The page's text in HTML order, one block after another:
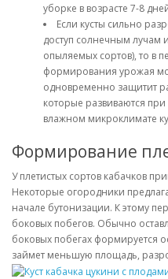
уборке в возрасте 7-8
Если кусты сильно
доступ солнечным лучам
опыляемых сортов), то в
формирования урожая
одновременно защитит
которые развиваются
влажном микроклимате
Формирование
У плетистых сортов кабачков
Некоторые огородники
начале бутонизации. К этому
боковых побегов. Обычно
боковых побегах формируется
займет меньшую площадь,